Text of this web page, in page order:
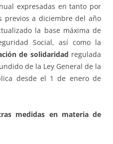
expresadas en tanto por
previos a diciembre del año
la base máxima de
Social, así como la
de solidaridad regulada
de la Ley General de la
desde el 1 de enero de
medidas en materia de